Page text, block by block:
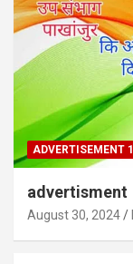
ADVERTISEMENT 1
advertisment
August 30, 2024